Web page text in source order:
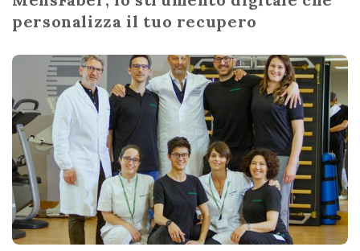
personalizza il tuo recupero